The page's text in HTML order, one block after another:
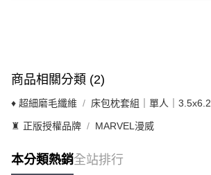
商品相關分類 (2)
♦ 超細磨毛纖維 床包枕套組｜單人｜3.5x6.2
♜ 正版授權品牌 MARVEL漫威
本分類熱銷全站排行